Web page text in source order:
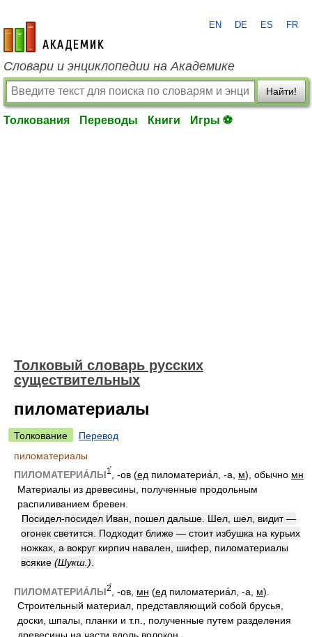
academic.ru
EN DE ES FR
Словари и энциклопедии на Академике
Найти!
Толкования Переводы Книги Игры ⚽
Толковый словарь русских
существительных
пиломатериалы
Толкование
Перевод
пиломатериалы
ПИЛОМАТЕРИА́ЛЫ1́ , -ов (ед пиломатериа́л, -а, м), обычно мн
Материалы из древесины, полученные продольным
распиливанием бревен.
Посидел-посидел Иван, пошел дальше. Шел, шел, видит —
огонек светится. Подходит ближе — стоит избушка на курьих
ножках, а вокруг кирпич навален, шифер, пиломатериалы
всякие (Шукш.)
ПИЛОМАТЕРИА́ЛЫ2́ , -ов, мн (ед пиломатериа́л, -а, м).
Строительный материал, представляющий собой брусья,
доски, шпалы, планки и т.п., полученные путем разделения